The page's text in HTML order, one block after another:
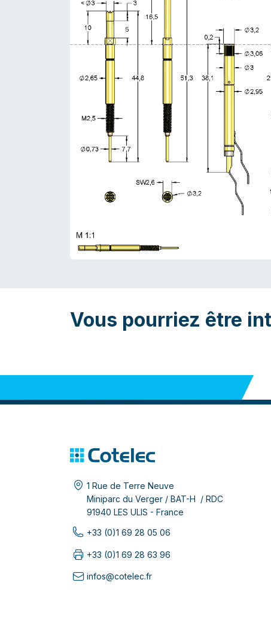
Vous pourriez être
1 Rue de Terre Neuve
Miniparc du Verger / BAT-H / RDC
91940 LES ULIS - France
+33 (0)1 69 28 05 06
+33 (0)1 69 28 63 96
infos@cotelec.fr